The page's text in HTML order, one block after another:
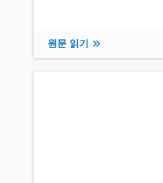
원문 읽기